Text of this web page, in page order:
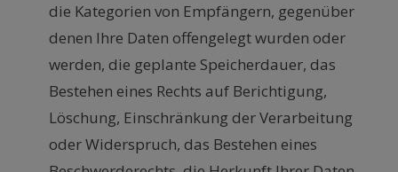
die Kategorien von Empfängern, gegenüber
denen Ihre Daten offengelegt wurden oder
werden, die geplante Speicherdauer, das
Bestehen eines Rechts auf Berichtigung,
Löschung, Einschränkung der Verarbeitung
oder Widerspruch, das Bestehen eines